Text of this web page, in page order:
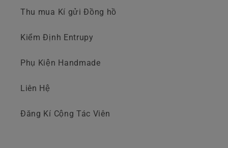
Thu mua Kí gửi Đồng hồ
Kiểm Định Entrupy
Phụ Kiện Handmade
Liên Hệ
Đăng Kí Cộng Tác Viên